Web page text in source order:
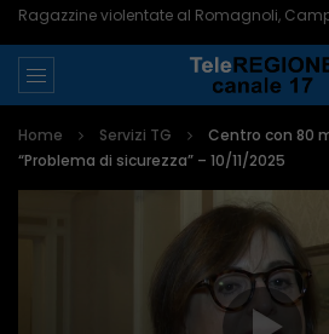
Home Servizi TG
Centro con 80
“Problema di sicurezza” – 10/11/2025